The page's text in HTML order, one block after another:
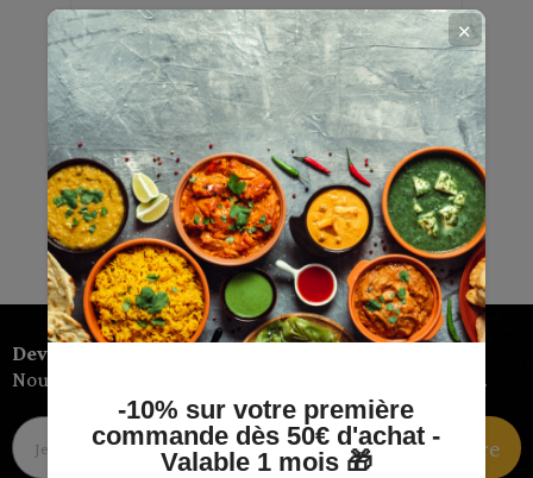
Sainte Lucie
En stock
3,09 €
Découvrir
Devenez client privilège
Nouveautés, avant-premières, promotions exclusives…
Devenir membre
-10% sur votre première
commande dès 50€ d'achat -
Valable 1 mois 🎁
✕